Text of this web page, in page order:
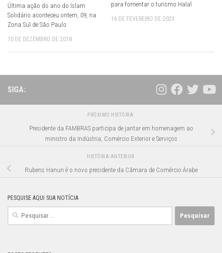
Última ação do ano do Islam
Solidário aconteceu ontem, 09, na
Zona Sul de São Paulo
10 DE DEZEMBRO DE 2018
para fomentar o turismo Halal
16 DE FEVEREIRO DE 2023
SIGA:
PRÓXIMO HISTÓRIA
Presidente da FAMBRAS participa de jantar em homenagem ao
ministro da Indústria, Comércio Exterior e Serviços
HISTÓRIA ANTERIOR
Rubens Hanun é o novo presidente da Câmara de Comércio Árabe
PESQUISE AQUI SUA NOTÍCIA
Pesquisar